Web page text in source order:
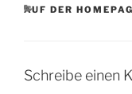
KATEGORIEN
AUF DER
Schreibe einen